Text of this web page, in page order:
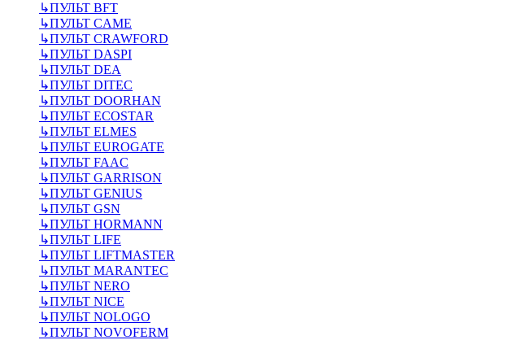
↳ПУЛЬТ BFT
↳ПУЛЬТ CAME
↳ПУЛЬТ CRAWFORD
↳ПУЛЬТ DASPI
↳ПУЛЬТ DEA
↳ПУЛЬТ DITEC
↳ПУЛЬТ DOORHAN
↳ПУЛЬТ ECOSTAR
↳ПУЛЬТ ELMES
↳ПУЛЬТ EUROGATE
↳ПУЛЬТ FAAC
↳ПУЛЬТ GARRISON
↳ПУЛЬТ GENIUS
↳ПУЛЬТ GSN
↳ПУЛЬТ HORMANN
↳ПУЛЬТ LIFE
↳ПУЛЬТ LIFTMASTER
↳ПУЛЬТ MARANTEC
↳ПУЛЬТ NERO
↳ПУЛЬТ NICE
↳ПУЛЬТ NOLOGO
↳ПУЛЬТ NOVOFERM